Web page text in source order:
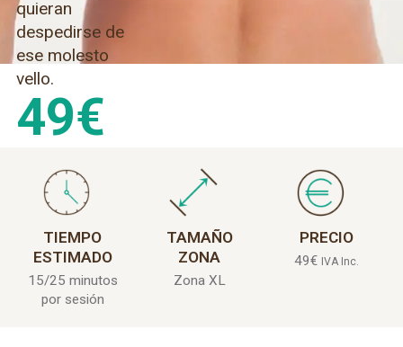
quieran
despedirse de
ese molesto
vello.
49€
TIEMPO
ESTIMADO
15/25 minutos
por sesión
TAMAÑO
ZONA
Zona XL
PRECIO
49€ IVA Inc.